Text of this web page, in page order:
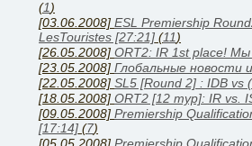
(1)
[03.06.2008] ESL Premiership
LesTouristes [27:21] (11)
[26.05.2008] ORT2: IR 1st place!
[23.05.2008] Глобальные новости
[22.05.2008] SL5 [Round 2] : IDB vs
[18.05.2008] ORT2 [12 тур]: IR vs.
[09.05.2008] Premiership
[17:14] (7)